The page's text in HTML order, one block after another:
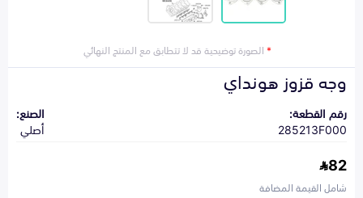
*الصورة توضيحية قد لا تتطابق مع المنتج النهائي
وجه قزوز هونداي
رقم القطعة:
285213F000
الصنع:
أصلي
82
شامل القيمة المضافة